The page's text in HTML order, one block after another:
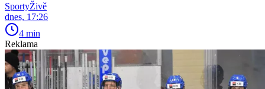
SportyŽivě
dnes, 17:26
4 min
Reklama